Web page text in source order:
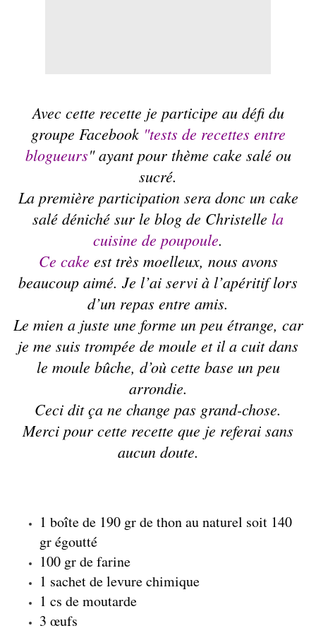
Avec cette recette je participe au défi du
groupe Facebook "tests de recettes entre
blogueurs" ayant pour thème cake salé ou
sucré.
La première participation sera donc un cake
salé déniché sur le blog de Christelle la
cuisine de poupoule.
Ce cake est très moelleux, nous avons
beaucoup aimé. Je l’ai servi à l’apéritif lors
d’un repas entre amis.
Le mien a juste une forme un peu étrange, car
je me suis trompée de moule et il a cuit dans
le moule bûche, d’où cette base un peu
arrondie.
Ceci dit ça ne change pas grand-chose.
Merci pour cette recette que je referai sans
aucun doute.
1 boîte de 190 gr de thon au naturel soit 140
gr égoutté
100 gr de farine
1 sachet de levure chimique
1 cs de moutarde
3 œufs